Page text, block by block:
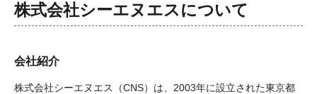
株式会社シーエヌエスについて
会社紹介
株式会社シーエヌエス（CNS）は、2003年に設立された東京都